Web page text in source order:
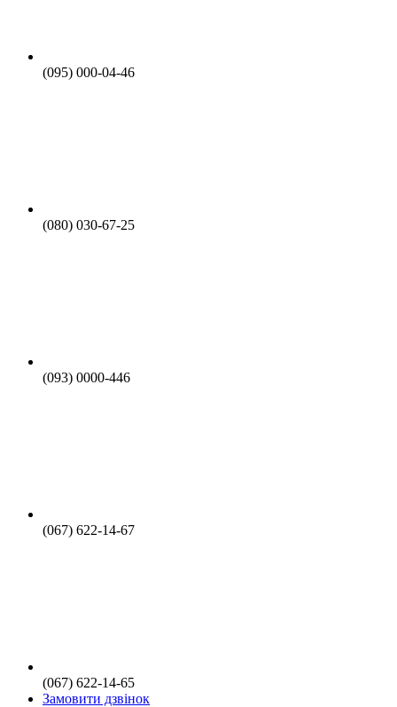
(095) 000-04-46
(080) 030-67-25
(093) 0000-446
(067) 622-14-67
(067) 622-14-65
Замовити дзвінок